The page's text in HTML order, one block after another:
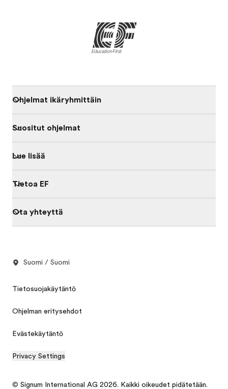
Ohjelmat ikäryhmittäin
Suositut ohjelmat
Lue lisää
Tietoa EF
Ota yhteyttä
Suomi / Suomi
Tietosuojakäytäntö
Ohjelman eritysehdot
Evästekäytäntö
Privacy Settings
© Signum International AG 2026. Kaikki oikeudet pidätetään.